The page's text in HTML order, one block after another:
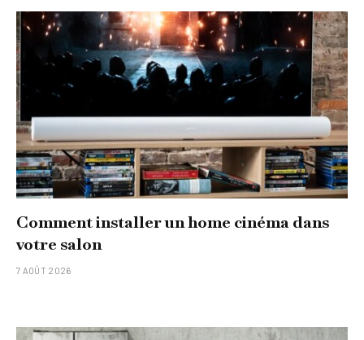
Comment installer un home cinéma dans
votre salon
7 AOÛT 2026